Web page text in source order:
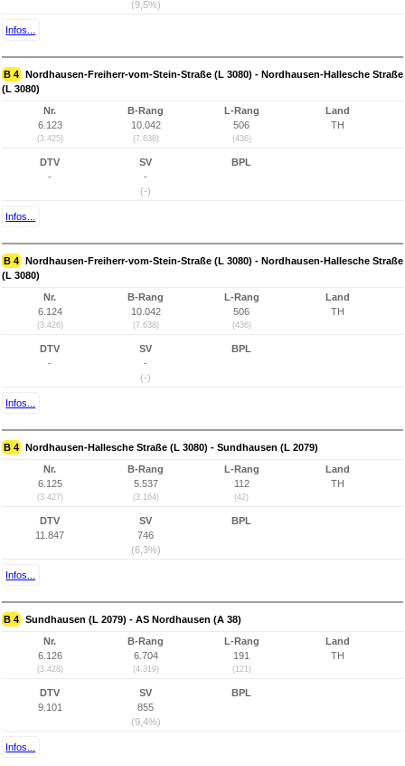
(9,5%)
Infos...
B 4 Nordhausen-Freiherr-vom-Stein-Straße (L 3080) - Nordhausen-Hallesche Straße
(L 3080)
Nr.
6.123
(3.425)
B-Rang
10.042
(7.638)
L-Rang
506
(436)
Land
TH
DTV
-
SV
-
(-)
BPL
Infos...
B 4 Nordhausen-Freiherr-vom-Stein-Straße (L 3080) - Nordhausen-Hallesche Straße
(L 3080)
Nr.
6.124
(3.426)
B-Rang
10.042
(7.638)
L-Rang
506
(436)
Land
TH
DTV
-
SV
-
(-)
BPL
Infos...
B 4 Nordhausen-Hallesche Straße (L 3080) - Sundhausen (L 2079)
Nr.
6.125
(3.427)
B-Rang
5.537
(3.164)
L-Rang
112
(42)
Land
TH
DTV
11.847
SV
746
(6,3%)
BPL
Infos...
B 4 Sundhausen (L 2079) - AS Nordhausen (A 38)
Nr.
6.126
(3.428)
B-Rang
6.704
(4.319)
L-Rang
191
(121)
Land
TH
DTV
9.101
SV
855
(9,4%)
BPL
Infos...